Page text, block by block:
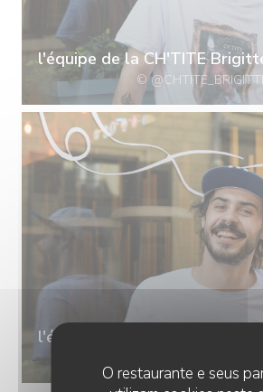
O restaurante e seus
l'équipe de la CH'TITE
©
l'équipe de la CH'TITE